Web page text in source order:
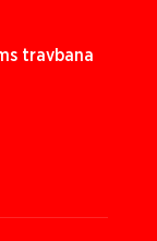
travbana